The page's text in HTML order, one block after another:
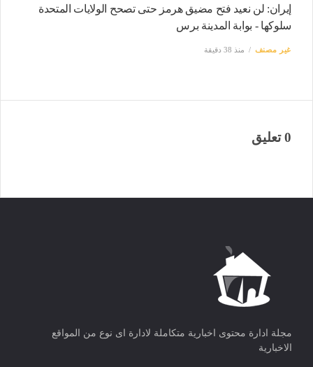
إيران: لن نعيد فتح مضيق هرمز حتى تصحح الولايات المتحدة
سلوكها - بوابة المدينة برس
غير مصنف منذ 38 دقيقة
0 تعليق
مجلة ادارة محتوى اخبارية متكاملة لادارة اى نوع من المواقع
الاخبارية